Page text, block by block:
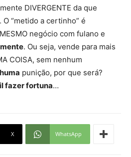
DIVERGENTE da que
“metido a certinho” é
negócio com fulano e
. Ou seja, vende para mais
COISA, sem nenhum
punição, por que será?
fazer fortuna…
X WhatsApp